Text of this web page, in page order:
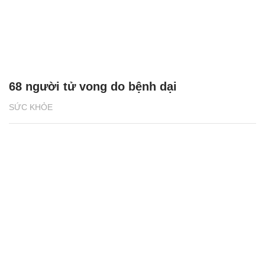
SỨC KHỎE
68 người tử vong do bệnh dại